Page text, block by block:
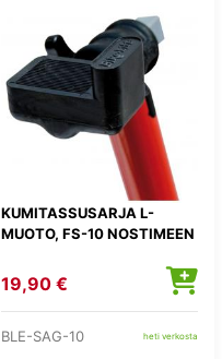
KUMITASSUSARJA L-
MUOTO, FS-10 NOSTIMEEN
19,90 €
BLE-SAG-10 heti verkosta